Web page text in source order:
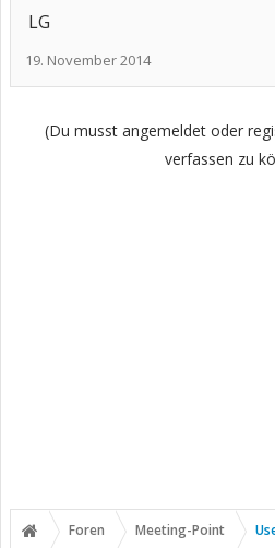
LG
19. November 2014
(Du musst angemeldet oder
verfassen zu
Foren Meeting-Point